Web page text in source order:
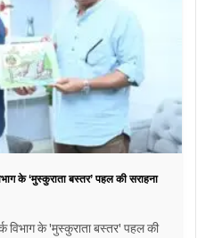
के ‘मुस्कुराता बस्तर’ पहल की सराहना
विभाग के 'मुस्कुराता बस्तर' पहल की